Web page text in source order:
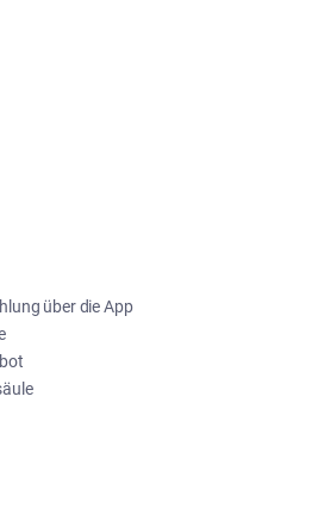
über die App